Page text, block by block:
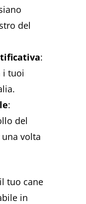
del
:
i tuoi
:
del
volta
tuo cane
in